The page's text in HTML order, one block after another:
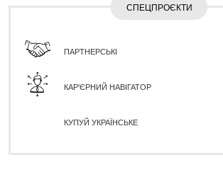
СПЕЦПРОЄКТИ
ПАРТНЕРСЬКІ
КАР'ЄРНИЙ НАВІГАТОР
КУПУЙ УКРАЇНСЬКЕ